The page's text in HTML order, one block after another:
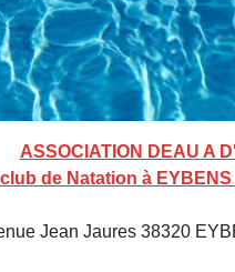
ASSOCIATION DEAU A
club de Natation à EYBENS
Jean Jaures 38320